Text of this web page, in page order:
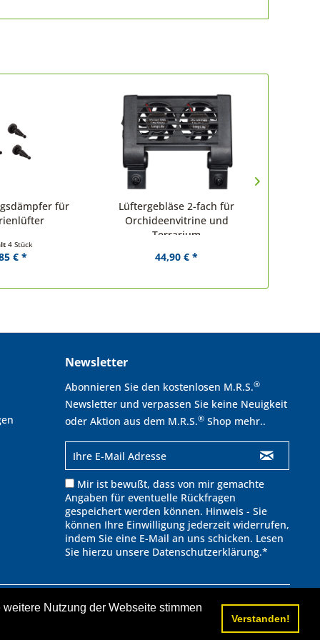
Nutzung der Webseite stimmen
Verstanden!
für
4 Stück
€ *
Lüftergebläse 2-fach für
Orchideenvitrine und
Terrarium
44,90 € *
Newsletter
Abonnieren Sie den kostenlosen M.R.S.®
Newsletter und verpassen Sie keine Neuigkeit
oder Aktion aus dem M.R.S.® Shop mehr..
Mir ist bewußt, dass von mir gemachte
Angaben für eventuelle Rückfragen
gespeichert werden können. Hinweis - Sie
können Ihre Einwilligung jederzeit widerrufen,
indem Sie eine E-Mail an uns schicken. Lesen
Sie hierzu unsere Datenschutzerklärung.*
anders beschrieben.
∧